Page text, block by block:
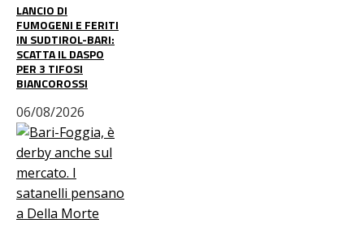
LANCIO DI
FUMOGENI E FERITI
IN SUDTIROL-BARI:
SCATTA IL DASPO
PER 3 TIFOSI
BIANCOROSSI
06/08/2026